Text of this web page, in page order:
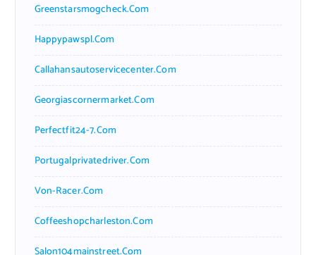
Greenstarsmogcheck.com
Happypawspl.com
Callahansautoservicecenter.com
Georgiascornermarket.com
Perfectfit24-7.com
Portugalprivatedriver.com
Von-Racer.com
Coffeeshopcharleston.com
Salon104mainstreet.com